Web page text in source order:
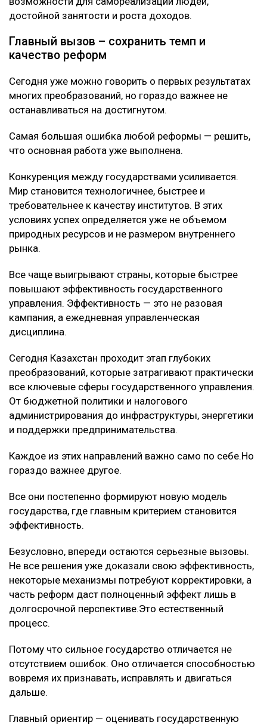
достойной занятости и роста доходов.
Главный вызов – сохранить темп и
качество реформ
Сегодня уже можно говорить о первых результатах
многих преобразований, но гораздо важнее не
останавливаться на достигнутом.
Самая большая ошибка любой реформы — решить,
что основная работа уже выполнена.
Конкуренция между государствами усиливается.
Мир становится технологичнее, быстрее и
требовательнее к качеству институтов. В этих
условиях успех определяется уже не объемом
природных ресурсов и не размером внутреннего
рынка.
Все чаще выигрывают страны, которые быстрее
повышают эффективность государственного
управления. Эффективность — это не разовая
кампания, а ежедневная управленческая
дисциплина.
Сегодня Казахстан проходит этап глубоких
преобразований, которые затрагивают практически
все ключевые сферы государственного управления.
От бюджетной политики и налогового
администрирования до инфраструктуры, энергетики
и поддержки предпринимательства.
Каждое из этих направлений важно само по себе.Но
гораздо важнее другое.
Все они постепенно формируют новую модель
государства, где главным критерием становится
эффективность.
Безусловно, впереди остаются серьезные вызовы.
Не все решения уже доказали свою эффективность,
некоторые механизмы потребуют корректировки, а
часть реформ даст полноценный эффект лишь в
долгосрочной перспективе.Это естественный
процесс.
Потому что сильное государство отличается не
отсутствием ошибок. Оно отличается способностью
вовремя их признавать, исправлять и двигаться
дальше.
Главный ориентир — оценивать государственную